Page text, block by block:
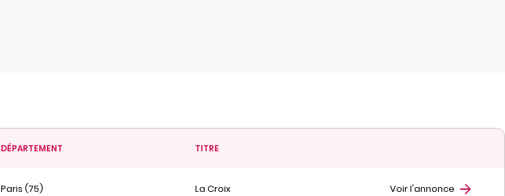
DÉPARTEMENT TITRE
Paris (75) La Croix Voir l'annonce